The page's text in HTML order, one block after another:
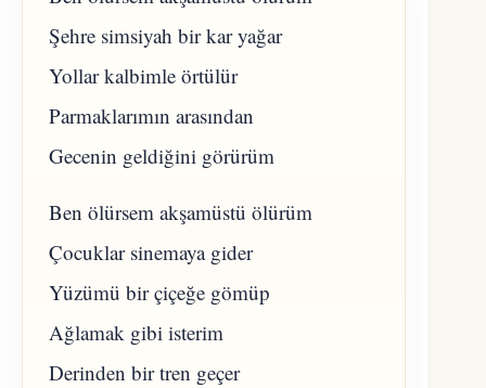
Şehre simsiyah bir kar yağar
Yollar kalbimle örtülür
Parmaklarımın arasından
Gecenin geldiğini görürüm
Ben ölürsem akşamüstü ölürüm
Çocuklar sinemaya gider
Yüzümü bir çiçeğe gömüp
Ağlamak gibi isterim
Derinden bir tren geçer